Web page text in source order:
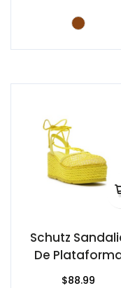
Schutz
De
$88.99